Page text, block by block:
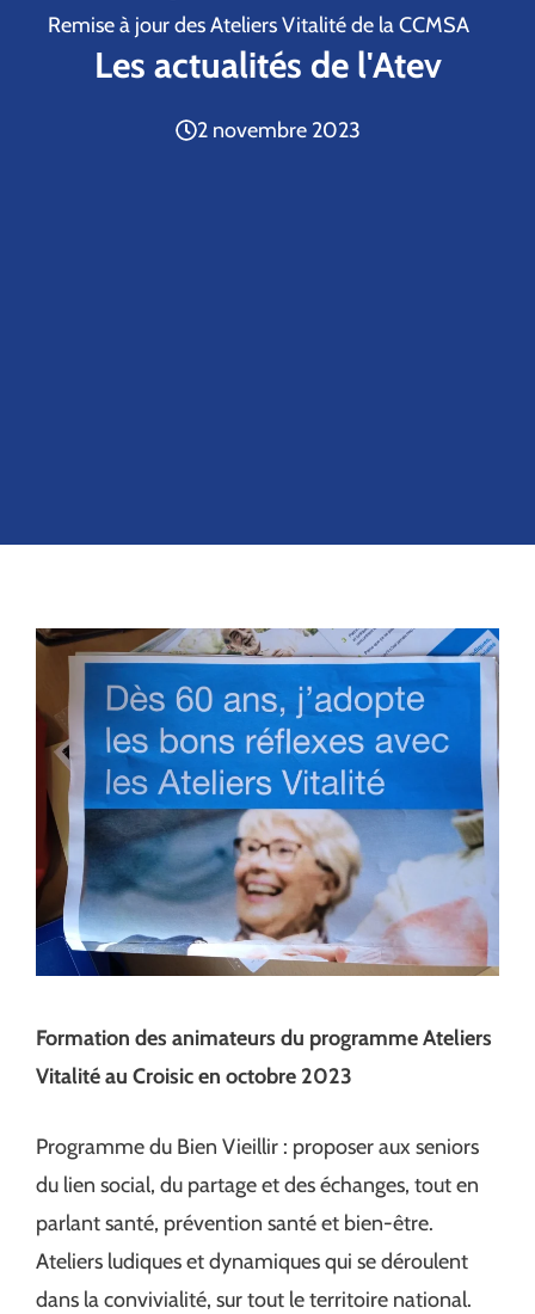
Remise à jour des Ateliers Vitalité de la CCMSA
Les actualités de l'Atev
2 novembre 2023
Formation des animateurs du programme Ateliers
Vitalité au Croisic en octobre 2023
Programme du Bien Vieillir : proposer aux seniors
du lien social, du partage et des échanges, tout en
parlant santé, prévention santé et bien-être.
Ateliers ludiques et dynamiques qui se déroulent
dans la convivialité, sur tout le territoire national.